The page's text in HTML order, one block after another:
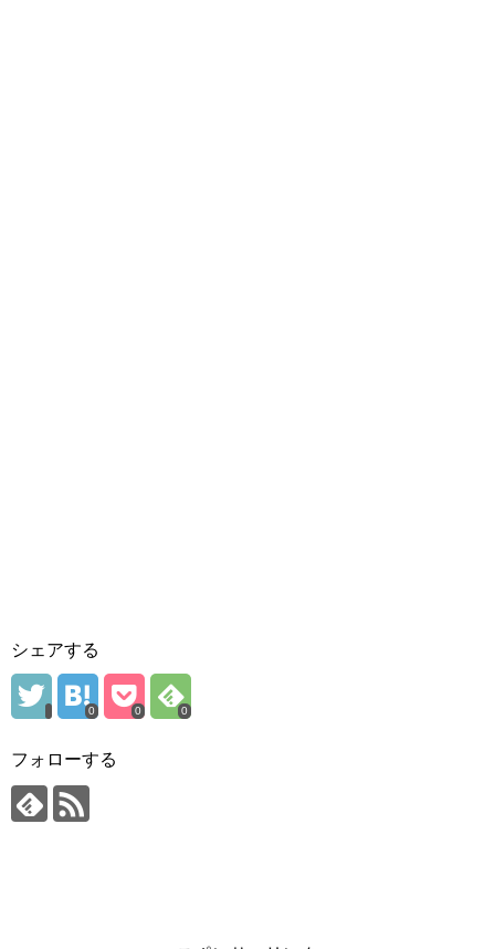
シェアする
0 0 0
フォローする